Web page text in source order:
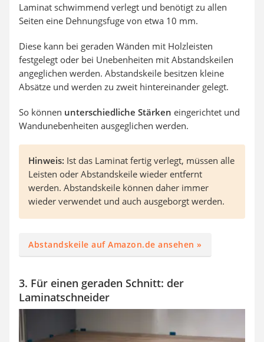
Laminat schwimmend verlegt und benötigt zu allen
Seiten eine Dehnungsfuge von etwa 10 mm.
Diese kann bei geraden Wänden mit Holzleisten
festgelegt oder bei Unebenheiten mit Abstandskeilen
angeglichen werden. Abstandskeile besitzen kleine
Absätze und werden zu zweit hintereinander gelegt.
So können unterschiedliche Stärken eingerichtet und
Wandunebenheiten ausgeglichen werden.
Hinweis: Ist das Laminat fertig verlegt, müssen alle
Leisten oder Abstandskeile wieder entfernt
werden. Abstandskeile können daher immer
wieder verwendet und auch ausgeborgt werden.
Abstandskeile auf Amazon.de ansehen »
3. Für einen geraden Schnitt: der
Laminatschneider